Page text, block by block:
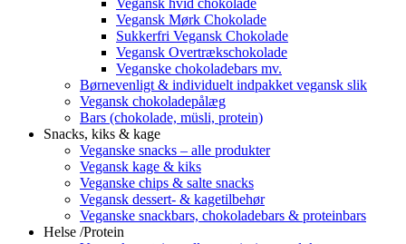
Vegansk Mørk Chokolade
Sukkerfri Vegansk Chokolade
Vegansk Overtrækschokolade
Veganske chokoladebars mv.
Børnevenligt & individuelt indpakket vegansk slik
Vegansk chokoladepålæg
Bars (chokolade, müsli, protein)
Snacks, kiks & kage
Veganske snacks – alle produkter
Vegansk kage & kiks
Veganske chips & salte snacks
Vegansk dessert- & kagetilbehør
Veganske snackbars, chokoladebars & proteinbars
Helse /Protein